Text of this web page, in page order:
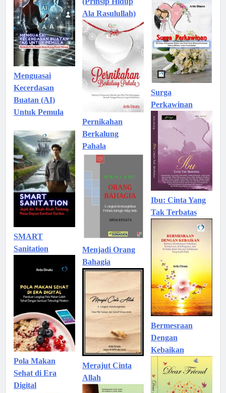
Menguasai
Kecerdasan
Buatan (AI)
Untuk Pemula
SMART
Sanitation
Pola Makan
Sehat di Era
Digital
Ala Rasulullah)
Pernikahan
Berkalung
Pahala
Menjadi Orang
Bahagia
Merajut Cinta
Allah
Surga
Perkawinan
Ibu: Cinta Yang
Tak Terbatas
Bermesraan
Dengan
Kebaikan